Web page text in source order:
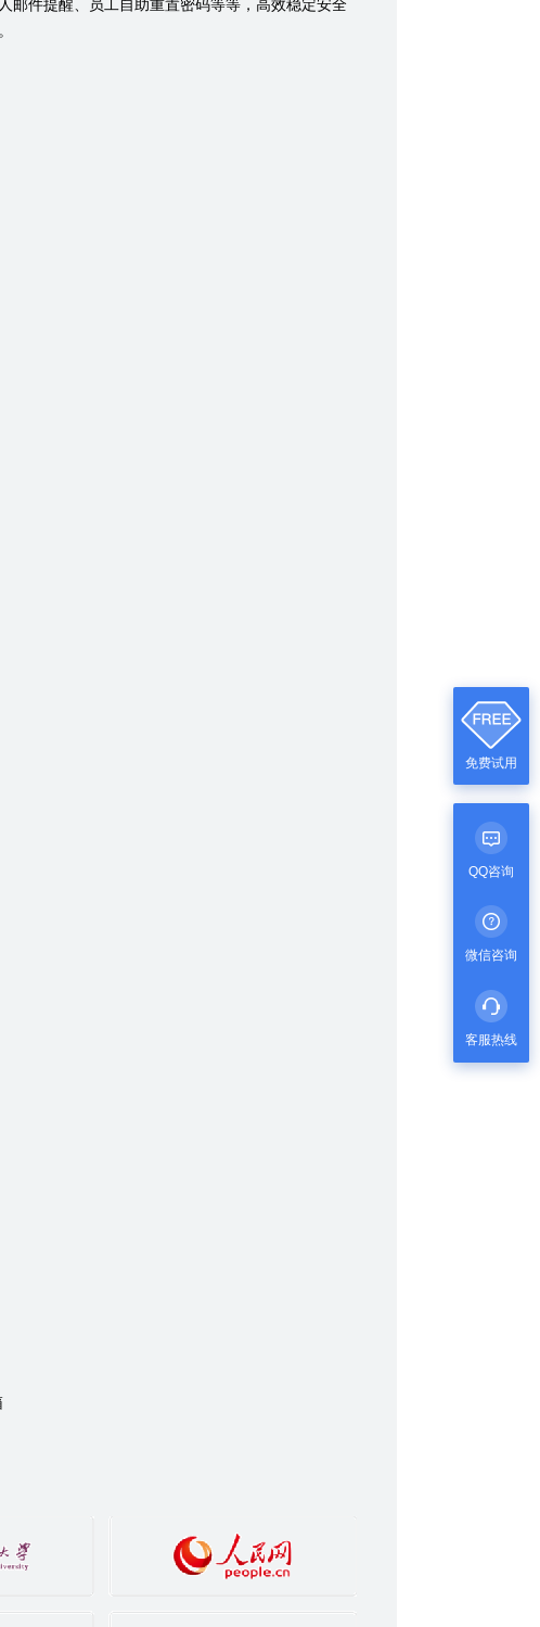
邮件提醒、员工自助重置密码等等，高效稳定安全
免费试用
QQ咨询
微信咨询
客服热线